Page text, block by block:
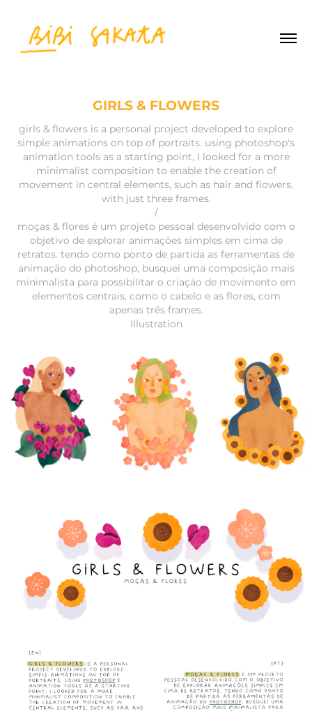
GIRLS & FLOWERS
girls & flowers is a personal project developed to explore
simple animations on top of portraits. using photoshop's
animation tools as a starting point, I looked for a more
minimalist composition to enable the creation of
movement in central elements, such as hair and flowers,
with just three frames.
/
moças & flores é um projeto pessoal desenvolvido com o
objetivo de explorar animações simples em cima de
retratos. tendo como ponto de partida as ferramentas de
animação do photoshop, busquei uma composição mais
minimalista para possibilitar o criação de movimento em
elementos centrais, como o cabelo e as flores, com
apenas três frames.
Illustration